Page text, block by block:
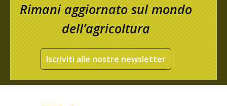
Rimani aggiornato sul mondo
dell’agricoltura
Iscriviti alle nostre newsletter